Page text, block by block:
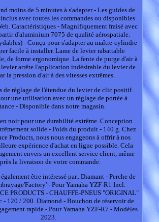
moins de 5 minutes à s'adapter - Les guides de
avec toutes les commandes ou disponibles
Caractéristiques - Magnifiquement fraisé avec
d'aluminium 7075 de qualité aérospatiale.
- Conçu pour s'adapter au maître-cylindre
facile à installer. Lame de levier rabattable
de forme ergonomique. La fente de purge d'air à
arrête l'application indésirable du levier de
la pression d'air à des vitesses extrêmes.
de réglage de l'étendue du levier de clic positif.
une utilisation avec un réglage de portée à
- Disponible dans notre magasin.
noir pour une durabilité extrême. Conception
solide - Poids du produit - 140 g. Chez
Products, nous nous engageons à offrir à nos
expérience d'achat en ligne possible. Cela
envers un excellent service client, même
la livraison de votre commande.
être intéressé par.. Diamant - Perche de
- Pour Yamaha YZF-R1 Incl.
PRODUCTS - CHAUFFE-PNEUS "ORIGINAL"
- 120 / 200. Diamond - Bouchon de réservoir de
rapide - Pour Yamaha YZF-R7 - Modèles
2023.